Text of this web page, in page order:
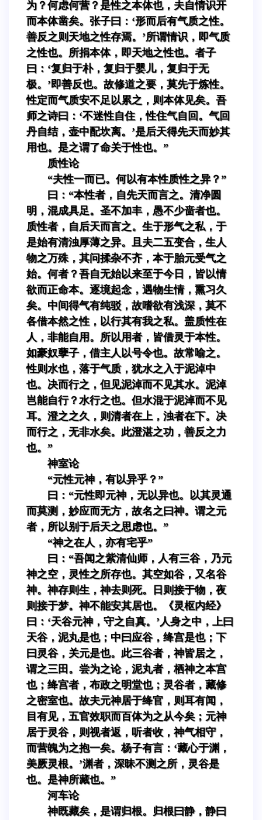
为？何虑何营？是性之本体也，夫自情识开
而本体凿矣。张子曰：‘形而后有气质之性。
善反之则天地之性存焉。’所谓情识，即气质
之性也。所捐本体，即天地之性也。者子
曰：‘复归于朴，复归于婴儿，复归于无
极。’即善反也。故修道之要，莫先于炼性。
性定而气质安不足以累之，则本体见矣。吾
师之诗曰：‘不迷性自住，性住气自回。气回
丹自结，壶中配坎离。’是后天得先天而妙其
用也。是之谓了命关于性也。”
质性论
“夫性一而已。何以有本性质性之异？”
曰：“本性者，自先天而言之。清净圆
明，混成具足。圣不加丰，愚不少啬者也。
质性者，自后天而言之。生于形气之私，于
是始有清浊厚薄之异。且夫二五变合，生人
物之万殊，其问揉杂不齐，本于胎元受气之
始。何者？吾自无始以来至于今日，皆以情
欲而正命本。逐境起念，遇物生情，熏习久
矣。中间得气有纯驳，故嗜欲有浅深，莫不
各借本然之性，以行其有我之私。盖质性在
人，非能自用。所以用者，皆借灵于本性。
如豪奴孽子，借主人以号令也。故常喻之。
性则水也，落于气质，犹水之入于泥淖中
也。决而行之，但见泥淖而不见其水。泥淖
岂能自行？水行之也。但水混于泥淖而不见
耳。澄之之久，则清者在上，浊者在下。决
而行之，无非水矣。此澄湛之功，善反之力
也。”
神室论
“元性元神，有以异乎？”
曰：“元性即元神，无以异也。以其灵通
而莫测，妙应而无方，故名之曰神。谓之元
者，所以别于后天之思虑也。”
“神之在人，亦有宅乎”
曰：“吾闻之紫清仙师，人有三谷，乃元
神之空，灵性之所存也。其空如谷，又名谷
神。神存则生，神去则死。日则接于物，夜
则接于梦。神不能安其居也。《灵枢内经》
曰：‘天谷元神，守之自真。’人身之中，上曰
天谷，泥丸是也；中曰应谷，绛宫是也；下
曰灵谷，关元是也。此三谷者，神皆居之，
谓之三田。尝为之论，泥丸者，栖神之本宫
也；绛宫者，布政之明堂也；灵谷者，藏修
之密室也。故夫元神居于绛官，则耳有闻，
目有见，五官效职而百体为之从今矣；元神
居于灵谷，则视者返，听者收，神气相守，
而营魄为之抱一矣。杨子有言：‘藏心于渊，
美厥灵根。’渊者，深昧不测之所，灵谷是
也。是神所藏也。”
河车论
神既藏矣，是谓归根。归根曰静，静曰